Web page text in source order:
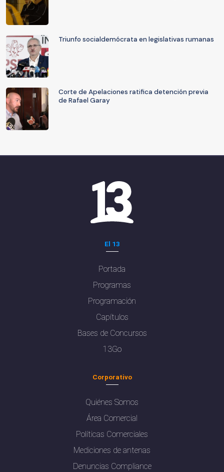
Triunfo socialdemócrata en legislativas rumanas
Corte de Apelaciones ratifica detención previa
de Rafael Garay
El 13
Portada
Programas
Programación
Capítulos
Bases de Concursos
13Go
Corporativo
Quiénes Somos
Área Comercial
Políticas Comerciales
Mediciones de antenas
Denuncias Compliance